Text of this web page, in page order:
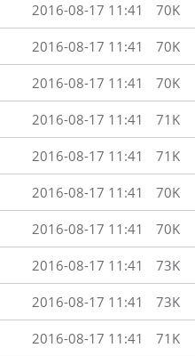
2016-08-17 11:41 70K
2016-08-17 11:41 70K
2016-08-17 11:41 70K
2016-08-17 11:41 71K
2016-08-17 11:41 71K
2016-08-17 11:41 70K
2016-08-17 11:41 70K
2016-08-17 11:41 73K
2016-08-17 11:41 73K
2016-08-17 11:41 71K